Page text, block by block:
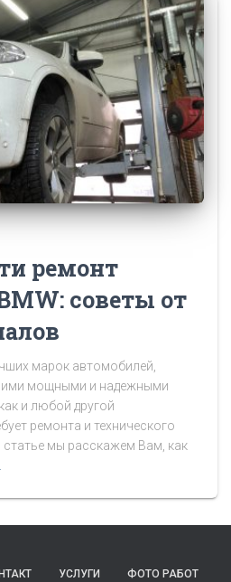
ремонт
советы от
марок автомобилей,
мощными и надежными
и любой другой
ремонта и технического
мы расскажем Вам, как
УСЛУГИ ФОТО РАБОТ